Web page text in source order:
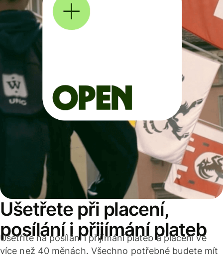
Ušetřete při placení,
posílání i přijímání plateb
Ušetříte na posílání i přijímání plateb a placení ve
více než 40 měnách. Všechno potřebné budete mít